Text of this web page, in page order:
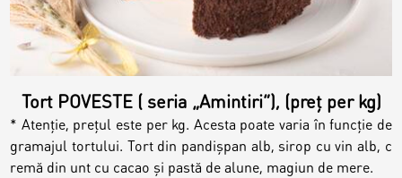
Tort POVESTE ( seria „Amintiri”), (preț per kg)
* Atenție, prețul este per kg. Acesta poate varia în funcție de
gramajul tortului. Tort din pandișpan alb, sirop cu vin alb, c
remă din unt cu cacao și pastă de alune, magiun de mere.